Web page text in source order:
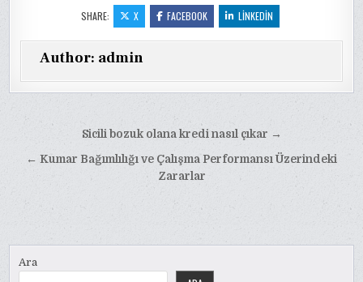
SHARE: X FACEBOOK LINKEDIN
Author: admin
gezinmesi
Sicili bozuk olana kredi nasıl çıkar →
← Kumar Bağımlılığı ve Çalışma Performansı Üzerindeki
Zararlar
Ara